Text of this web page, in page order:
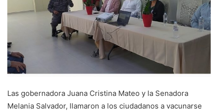
Las gobernadora Juana Cristina Mateo y la Senadora
Melania Salvador, llamaron a los ciudadanos a vacunarse